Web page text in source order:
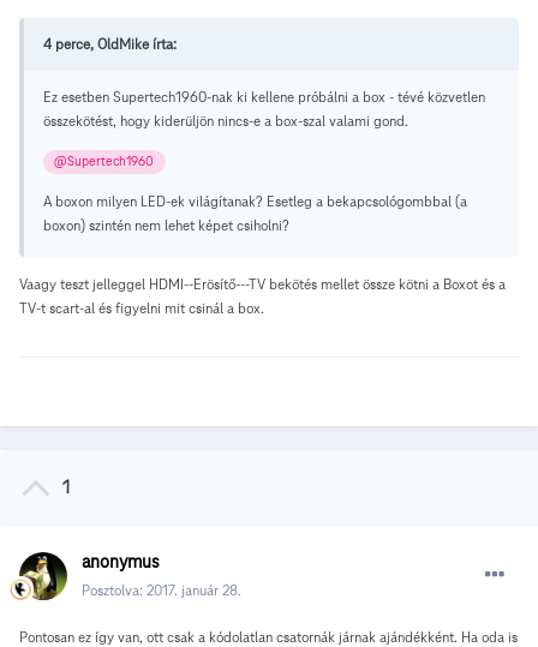
4 perce, OldMike írta:
Ez esetben Supertech1960-nak ki kellene próbálni a box - tévé közvetlen
összekötést, hogy kiderüljön nincs-e a box-szal valami gond.
@Supertech1960
A boxon milyen LED-ek világítanak? Esetleg a bekapcsológombbal (a
boxon) szintén nem lehet képet csiholni?
Vaagy teszt jelleggel HDMI--Erösítő---TV bekötés mellet össze kötni a Boxot és a
TV-t scart-al és figyelni mit csinál a box.
1
anonymus
Posztolva: 2017. január 28.
Pontosan ez így van, ott csak a kódolatlan csatornák járnak ajándékként. Ha oda is